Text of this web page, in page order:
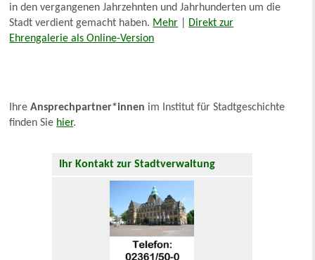
in den vergangenen Jahrzehnten und Jahrhunderten um die
Stadt verdient gemacht haben. Mehr
Direkt zur
Ehrengalerie als Online-Version
IhreAnsprechpartner*innen im Institut für Stadtgeschichte
finden Sie hier.
Ihr Kontakt zur Stadtverwaltung